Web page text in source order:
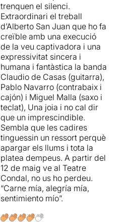
trenquen el silenci.
Extraordinari el treball
d’Alberto San Juan que ho fa
creïble amb una execució
de la veu captivadora i una
expressivitat sincera i
humana i fantàstica la banda
Claudio de Casas (guitarra),
Pablo Navarro (contrabaix i
cajón) i Miguel Malla (saxo i
teclat), Una joia i no cal dir
que un imprescindible.
Sembla que les cadires
tinguessin un ressort perquè
apargar els llums i tota la
platea dempeus. A partir del
12 de maig ve al Teatre
Condal, no us ho perdeu.
“Carne mía, alegría mía,
sentimiento mío”.